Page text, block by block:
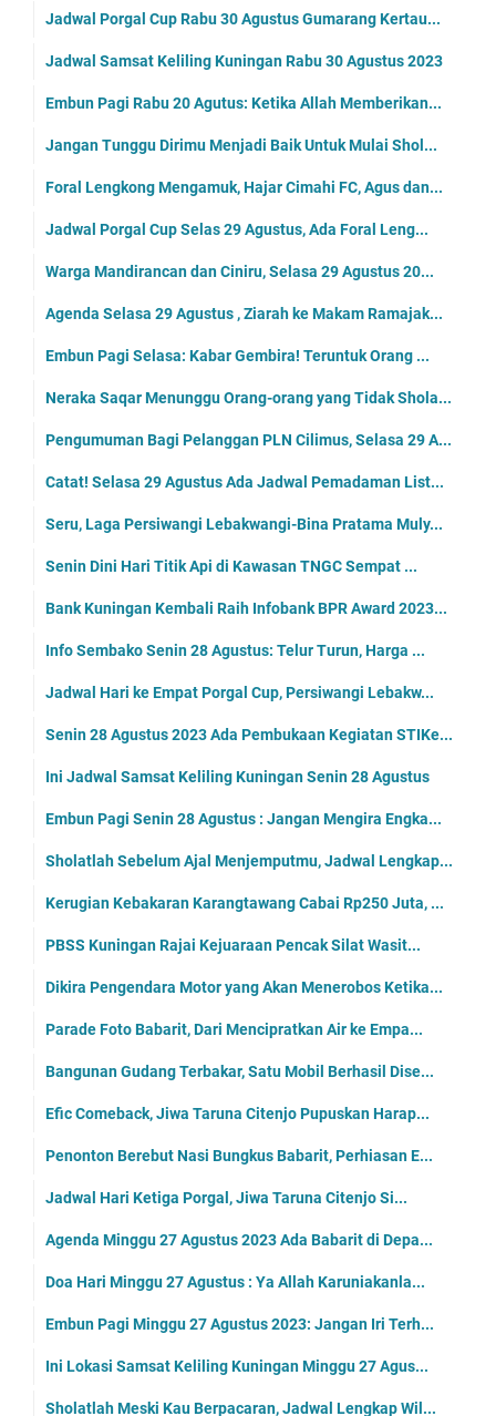
Jadwal Porgal Cup Rabu 30 Agustus Gumarang Kertau...
Jadwal Samsat Keliling Kuningan Rabu 30 Agustus 2023
Embun Pagi Rabu 20 Agutus: Ketika Allah Memberikan...
Jangan Tunggu Dirimu Menjadi Baik Untuk Mulai Shol...
Foral Lengkong Mengamuk, Hajar Cimahi FC, Agus dan...
Jadwal Porgal Cup Selas 29 Agustus, Ada Foral Leng...
Warga Mandirancan dan Ciniru, Selasa 29 Agustus 20...
Agenda Selasa 29 Agustus , Ziarah ke Makam Ramajak...
Embun Pagi Selasa: Kabar Gembira! Teruntuk Orang ...
Neraka Saqar Menunggu Orang-orang yang Tidak Shola...
Pengumuman Bagi Pelanggan PLN Cilimus, Selasa 29 A...
Catat! Selasa 29 Agustus Ada Jadwal Pemadaman List...
Seru, Laga Persiwangi Lebakwangi-Bina Pratama Muly...
Senin Dini Hari Titik Api di Kawasan TNGC Sempat ...
Bank Kuningan Kembali Raih Infobank BPR Award 2023...
Info Sembako Senin 28 Agustus: Telur Turun, Harga ...
Jadwal Hari ke Empat Porgal Cup, Persiwangi Lebakw...
Senin 28 Agustus 2023 Ada Pembukaan Kegiatan STIKe...
Ini Jadwal Samsat Keliling Kuningan Senin 28 Agustus
Embun Pagi Senin 28 Agustus : Jangan Mengira Engka...
Sholatlah Sebelum Ajal Menjemputmu, Jadwal Lengkap...
Kerugian Kebakaran Karangtawang Cabai Rp250 Juta, ...
PBSS Kuningan Rajai Kejuaraan Pencak Silat Wasit...
Dikira Pengendara Motor yang Akan Menerobos Ketika...
Parade Foto Babarit, Dari Mencipratkan Air ke Empa...
Bangunan Gudang Terbakar, Satu Mobil Berhasil Dise...
Efic Comeback, Jiwa Taruna Citenjo Pupuskan Harap...
Penonton Berebut Nasi Bungkus Babarit, Perhiasan E...
Jadwal Hari Ketiga Porgal, Jiwa Taruna Citenjo Si...
Agenda Minggu 27 Agustus 2023 Ada Babarit di Depa...
Doa Hari Minggu 27 Agustus : Ya Allah Karuniakanla...
Embun Pagi Minggu 27 Agustus 2023: Jangan Iri Terh...
Ini Lokasi Samsat Keliling Kuningan Minggu 27 Agus...
Sholatlah Meski Kau Berpacaran, Jadwal Lengkap Wil...